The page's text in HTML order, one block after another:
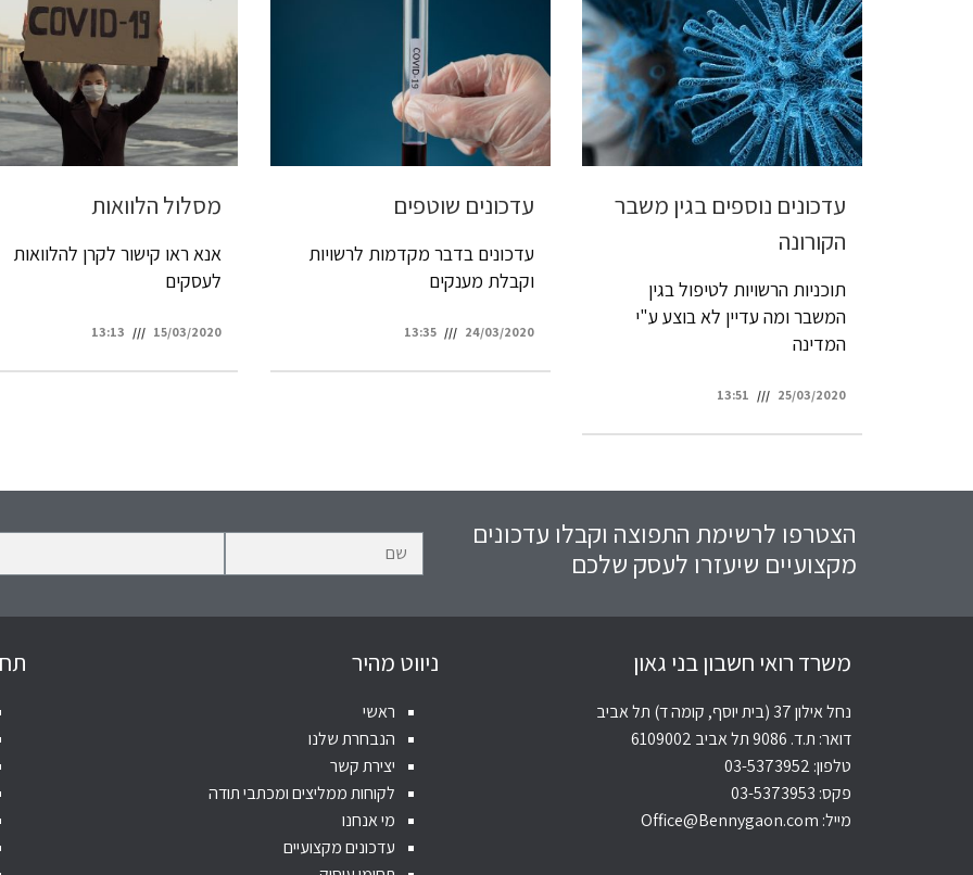
עדכונים נוספים בגין משבר
הקורונה
תוכניות הרשויות לטיפול בגין
המשבר ומה עדיין לא בוצע ע"י
המדינה
25/03/2020
13:51
עדכונים שוטפים
עדכונים בדבר מקדמות לרשויות
וקבלת מענקים
24/03/2020
13:35
מסלול הלוואות
אנא ראו קישור לקרן להלוואות
לעסקים
15/03/2020
13:13
הצטרפו לרשימת התפוצה וקבלו עדכונים
מקצועיים שיעזרו לעסק שלכם
משרד רואי חשבון בני גאון
נחל אילון 37 (בית יוסף, קומה ד) תל אביב
דואר: ת.ד. 9086 תל אביב 6109002
טלפון: 03-5373952
פקס: 03-5373953
מייל: Office@Bennygaon.com
ניווט מהיר
ראשי
הנבחרת שלנו
יצירת קשר
לקוחות ממליצים ומכתבי תודה
מי אנחנו
עדכונים מקצועיים